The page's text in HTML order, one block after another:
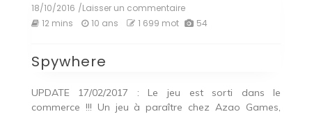
18/10/2016 /Laisser un commentaireon
Spywhere
12 mins 10 ans 1 699 mot 54
Spywhere
UPDATE 17/02/2017 : Le jeu est sorti dans le
commerce !!! Un jeu à paraître chez Azao Games,